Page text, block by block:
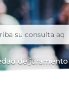
de juramento